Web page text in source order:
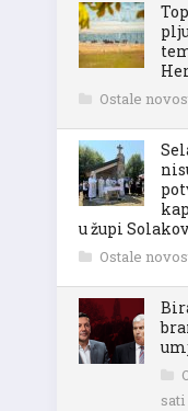
Ostale
u župi
Ostale
sati